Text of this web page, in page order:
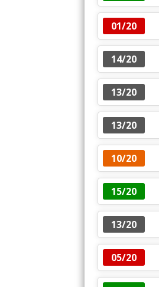
01/20
14/20
13/20
13/20
10/20
15/20
13/20
05/20